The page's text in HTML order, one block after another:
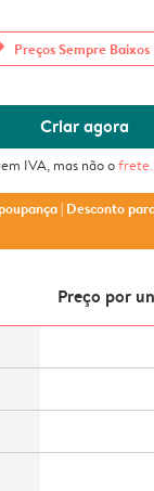
Preços Sempre Baixos
Criar agora
IVA, mas não ofrete.
| Desconto
Preço por